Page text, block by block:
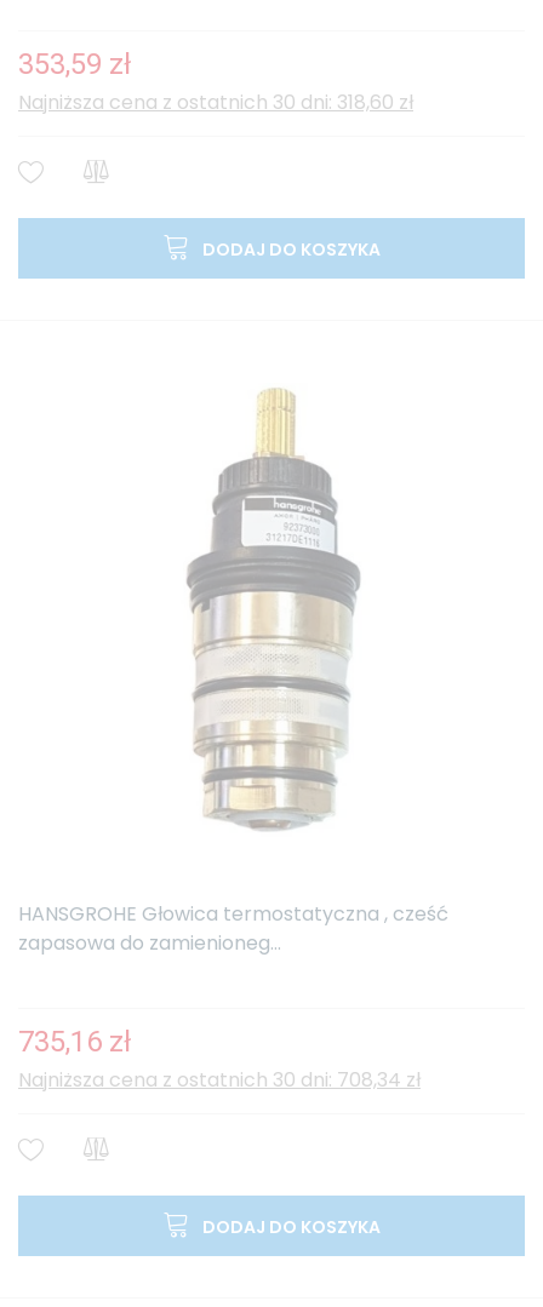
353,59 zł
Najniższa cena z ostatnich 30 dni: 318,60 zł
DODAJ DO KOSZYKA
HANSGROHE Głowica termostatyczna , cześć
zapasowa do zamienioneg...
735,16 zł
Najniższa cena z ostatnich 30 dni: 708,34 zł
DODAJ DO KOSZYKA